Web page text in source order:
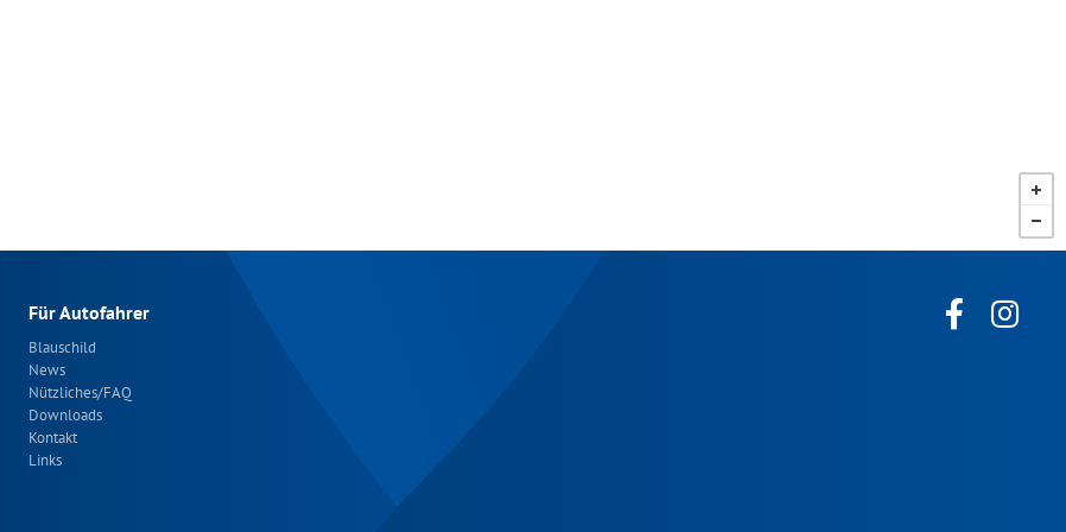
Für Autofahrer
Blauschild
News
Nützliches/FAQ
Downloads
Kontakt
Links